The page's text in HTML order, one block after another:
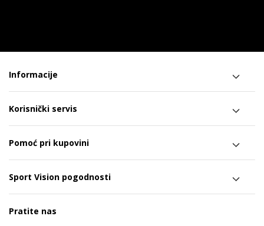
Informacije
Korisnički servis
Pomoć pri kupovini
Sport Vision pogodnosti
Pratite nas